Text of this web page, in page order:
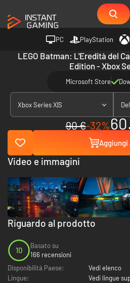
PC PlayStation
LEGO Batman: L'Eredità del
Edition - Xbox
Microsoft Store
Xbox Series X|S
90 €-32%
Riguardo al prodotto
10
Basato su
166 recensioni
Disponibilità Paese:
Vedi elenco
Lingue:
Vedi lingue
Video e immagini